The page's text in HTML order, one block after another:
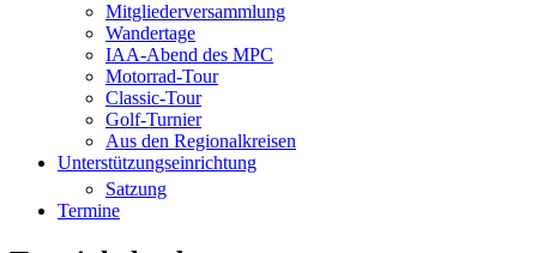
Mitgliederversammlung
Wandertage
IAA-Abend des MPC
Motorrad-Tour
Classic-Tour
Golf-Turnier
Aus den Regionalkreisen
Unterstützungseinrichtung
Satzung
Termine